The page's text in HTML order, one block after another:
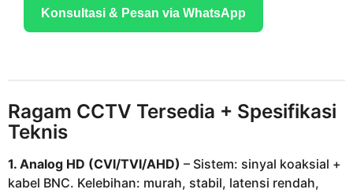
Konsultasi & Pesan via WhatsApp
Ragam CCTV Tersedia + Spesifikasi
Teknis
1. Analog HD (CVI/TVI/AHD) – Sistem: sinyal koaksial +
kabel BNC. Kelebihan: murah, stabil, latensi rendah,